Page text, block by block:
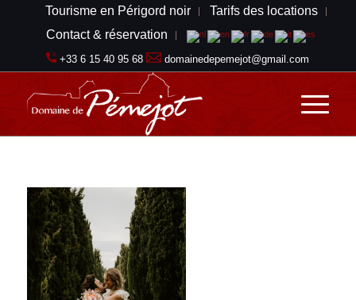
Tourisme en Périgord noir
Tarifs des locations
Contact & réservation
+33 6 15 40 95 68 domainedepemejot@gmail.com